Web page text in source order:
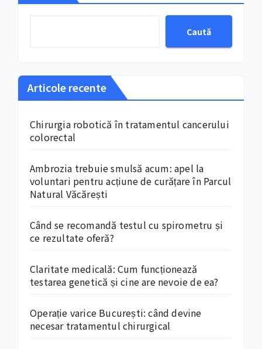
Caută
Articole recente
Chirurgia robotică în tratamentul cancerului
colorectal
Ambrozia trebuie smulsă acum: apel la
voluntari pentru acțiune de curățare în Parcul
Natural Văcărești
Când se recomandă testul cu spirometru și
ce rezultate oferă?
Claritate medicală: Cum funcționează
testarea genetică și cine are nevoie de ea?
Operație varice București: când devine
necesar tratamentul chirurgical